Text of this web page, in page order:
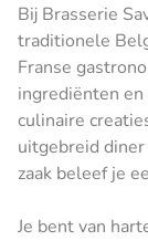
Bij Brasserie
traditionele
Franse
ingrediënten
culinaire
uitgebreid
zaak beleef je
Je bent van